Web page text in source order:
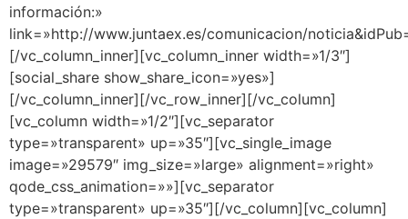
información:»
link=»http://www.juntaex.es/comunicacion/
[/vc_column_inner][vc_column_inner width=»1/3″]
[social_share show_share_icon=»yes»]
[/vc_column_inner][/vc_row_inner][/vc_column]
[vc_column width=»1/2″][vc_separator
type=»transparent» up=»35″][vc_single_image
image=»29579″ img_size=»large» alignment=»right»
qode_css_animation=»»][vc_separator
type=»transparent» up=»35″][/vc_column][vc_column]